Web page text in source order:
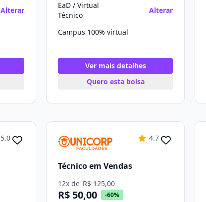
Alterar
EaD / Virtual
Técnico
Alterar
Campus 100% virtual
Ver mais detalhes
Quero esta bolsa
5.0 4.7
Técnico em Vendas
12x de R$ 125,00
R$ 50,00
-60%